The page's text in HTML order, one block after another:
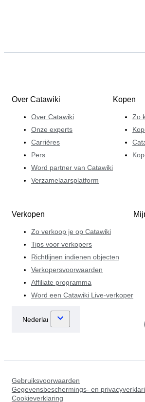
Over Catawiki
Over Catawiki
Onze experts
Carrières
Pers
Word partner van Catawiki
Verzamelaarsplatform
Kopen
Zo
Verkopen
Zo verkoop je op Catawiki
Tips voor verkopers
Richtlijnen indienen objecten
Verkopersvoorwaarden
Affiliate programma
Word een Catawiki Live-verkoper
Gebruiksvoorwaarden
Gegevensbeschermings- en
Cookieverklaring